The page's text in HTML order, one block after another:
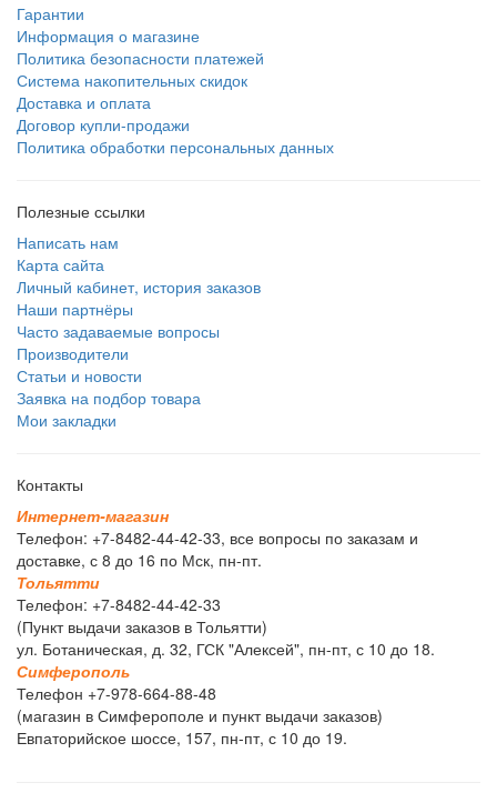
Гарантии
Информация о магазине
Политика безопасности платежей
Система накопительных скидок
Доставка и оплата
Договор купли-продажи
Политика обработки персональных данных
Полезные ссылки
Написать нам
Карта сайта
Личный кабинет, история заказов
Наши партнёры
Часто задаваемые вопросы
Производители
Статьи и новости
Заявка на подбор товара
Мои закладки
Контакты
Интернет-магазин
Телефон: +7-8482-44-42-33, все вопросы по заказам и
доставке, с 8 до 16 по Мск, пн-пт.
Тольятти
Телефон: +7-8482-44-42-33
(Пункт выдачи заказов в Тольятти)
ул. Ботаническая, д. 32, ГСК "Алексей", пн-пт, с 10 до 18.
Симферополь
Телефон +7-978-664-88-48
(магазин в Симферополе и пункт выдачи заказов)
Евпаторийское шоссе, 157, пн-пт, с 10 до 19.